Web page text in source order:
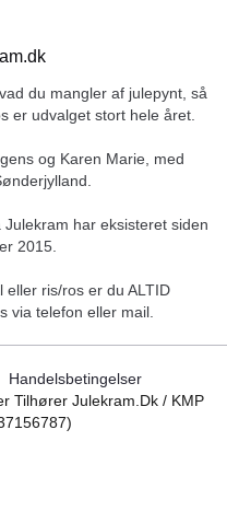
du mangler af julepynt, så
er udvalget stort hele året.
og Karen Marie, med
har eksisteret siden
2015.
eller ris/ros er du ALTID
via telefon eller mail.
Tilhører Julekram.dk / KMP
Handelsbetingelser